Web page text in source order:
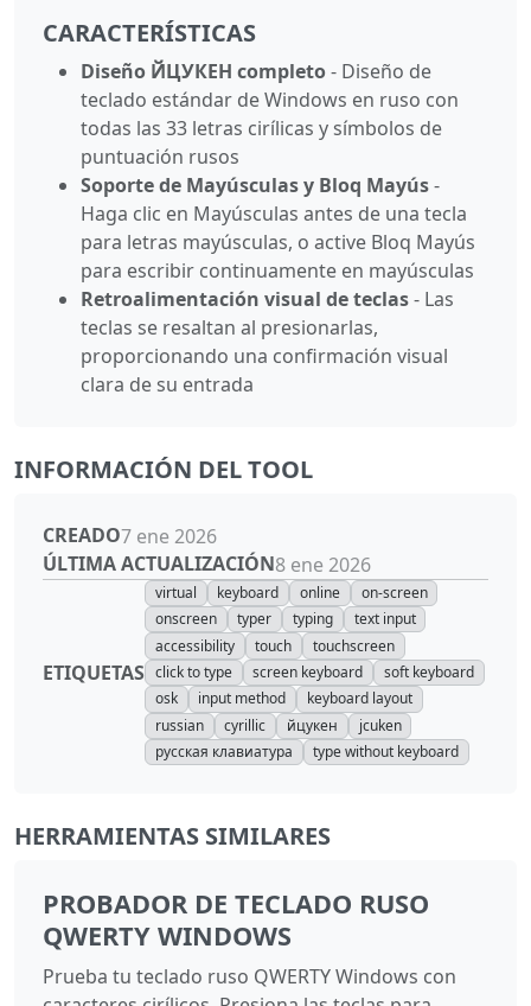
CARACTERÍSTICAS
Diseño ЙЦУКЕН completo- Diseño de
teclado estándar de Windows en ruso con
todas las 33 letras cirílicas y símbolos de
puntuación rusos
Soporte de Mayúsculas y Bloq Mayús-
Haga clic en Mayúsculas antes de una tecla
para letras mayúsculas, o active Bloq Mayús
para escribir continuamente en mayúsculas
Retroalimentación visual de teclas- Las
teclas se resaltan al presionarlas,
proporcionando una confirmación visual
clara de su entrada
INFORMACIÓN DEL TOOL
CREADO7 ene 2026
ÚLTIMA ACTUALIZACIÓN8 ene 2026
ETIQUETAS
virtual keyboard online
on-screen
onscreen
typer typing
text input
accessibility
touch
touchscreen
click to type
screen keyboard
soft keyboard
osk
input method
keyboard layout
russian
cyrillic йцукен
jcuken
русская клавиатура
type without keyboard
HERRAMIENTAS SIMILARES
PROBADOR DE TECLADO RUSO
QWERTY WINDOWS
Prueba tu teclado ruso QWERTY Windows con